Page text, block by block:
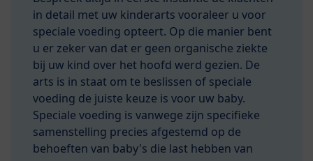
in detail met uw kinderarts vooraleer u voor
speciale voeding opteert. Op die manier bent
u er zeker van dat er geen organische ziekte
bij uw kind over het hoofd werd gezien. De
arts is in staat om te beslissen of speciale
voeding de juiste keuze is voor uw baby.
Speciale voeding is vanwege zijn specifieke
samenstelling precies afgestemd op de
behoeften van baby's die last hebben van